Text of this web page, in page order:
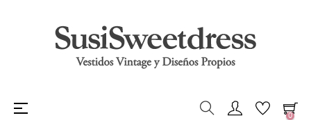
Navegación
☰
0